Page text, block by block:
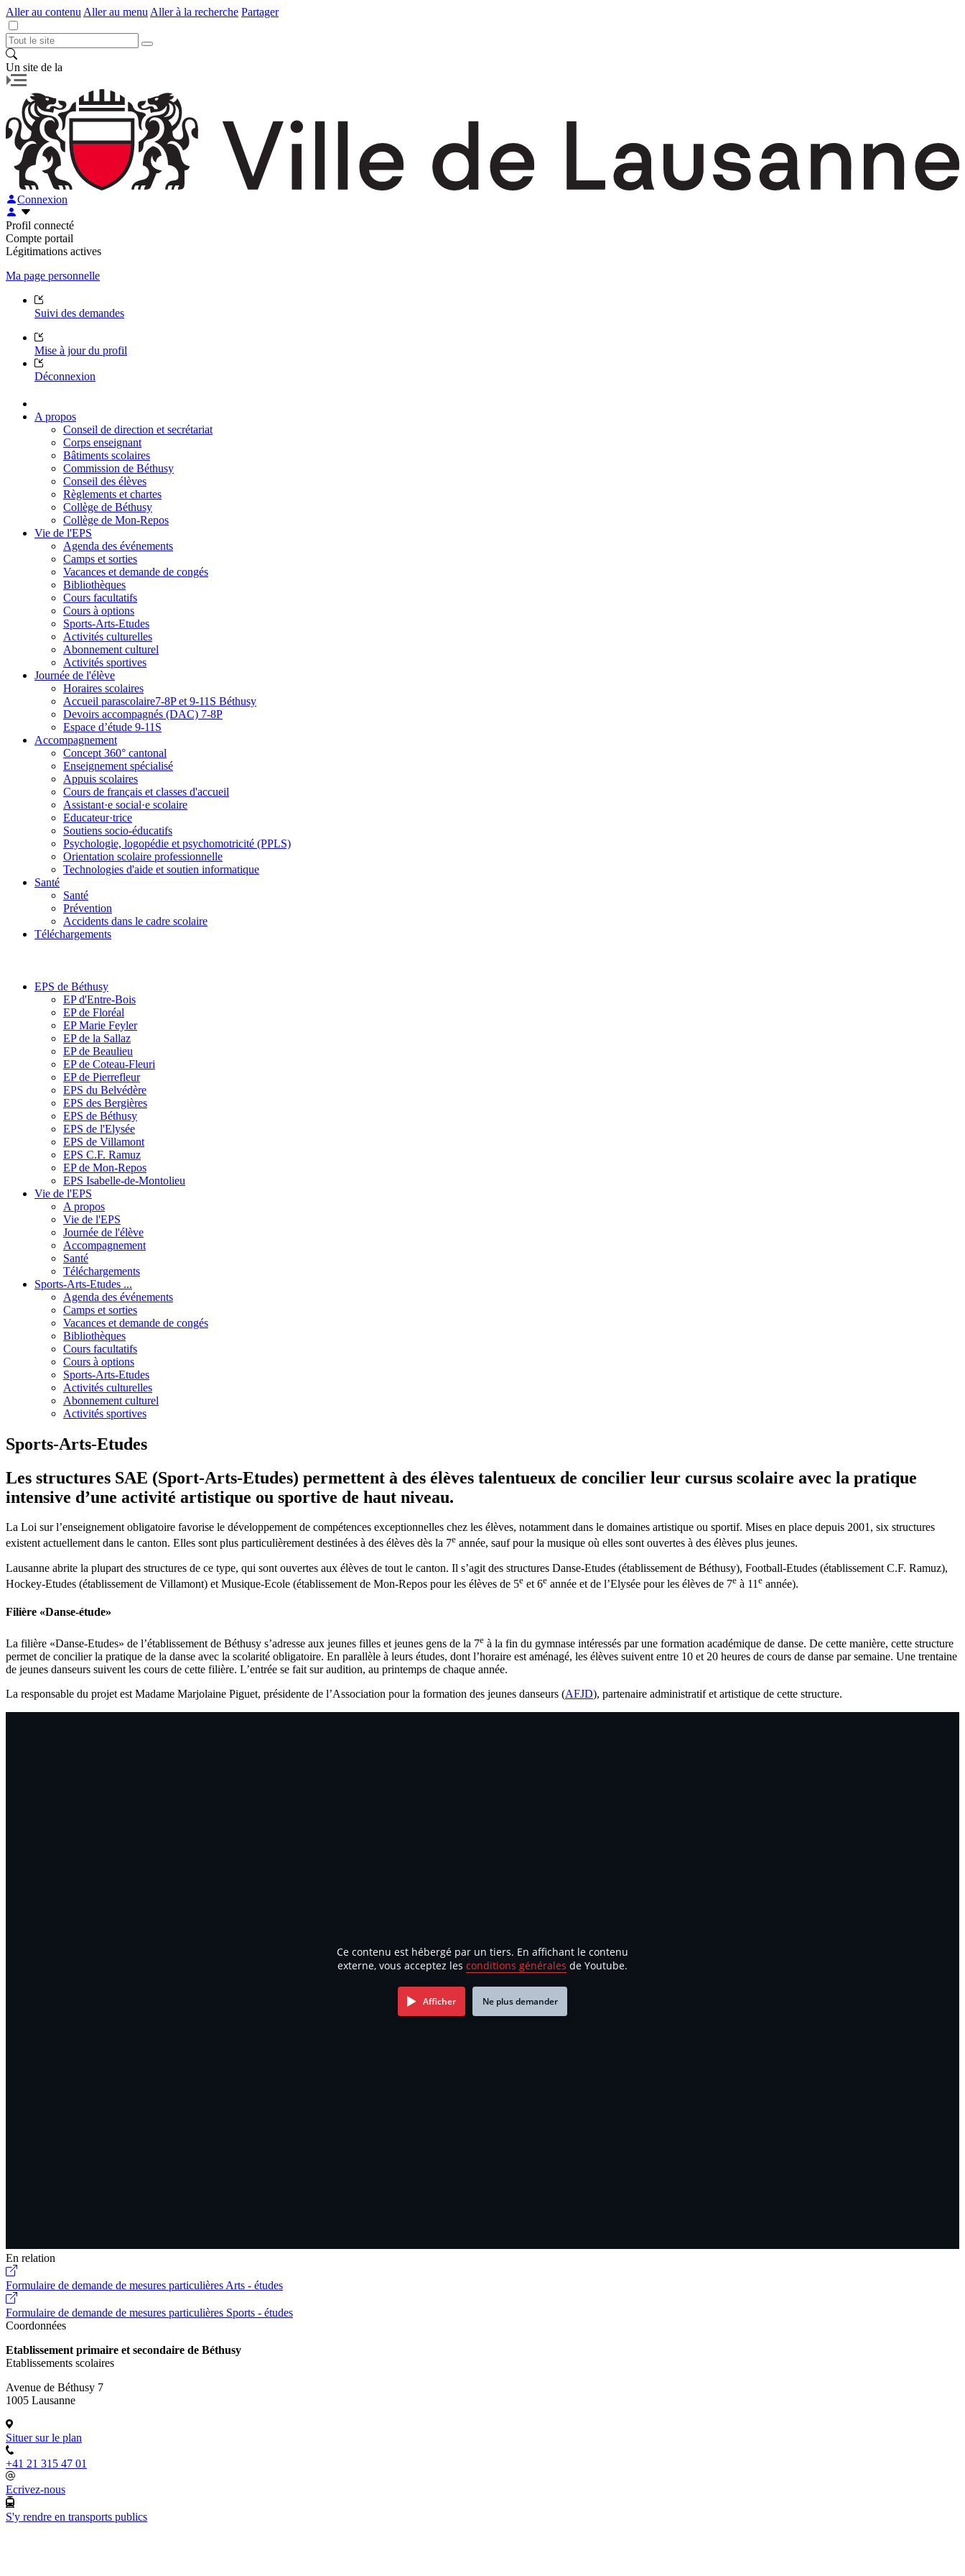
Aller au contenu Aller au menu Aller à la recherche Partager
Un site de la
Connexion
Profil connecté
Compte portail
Légitimations actives
Ma page personnelle
Suivi des demandes
Mise à jour du profil
Déconnexion
A propos
Conseil de direction et secrétariat
Corps enseignant
Bâtiments scolaires
Commission de Béthusy
Conseil des élèves
Règlements et chartes
Collège de Béthusy
Collège de Mon-Repos
Vie de l'EPS
Agenda des événements
Camps et sorties
Vacances et demande de congés
Bibliothèques
Cours facultatifs
Cours à options
Sports-Arts-Etudes
Activités culturelles
Abonnement culturel
Activités sportives
Journée de l'élève
Horaires scolaires
Accueil parascolaire7-8P et 9-11S Béthusy
Devoirs accompagnés (DAC) 7-8P
Espace d’étude 9-11S
Accompagnement
Concept 360° cantonal
Enseignement spécialisé
Appuis scolaires
Cours de français et classes d'accueil
Assistant·e social·e scolaire
Educateur·trice
Soutiens socio-éducatifs
Psychologie, logopédie et psychomotricité (PPLS)
Orientation scolaire professionnelle
Technologies d'aide et soutien informatique
Santé
Santé
Prévention
Accidents dans le cadre scolaire
Téléchargements
EPS de Béthusy
EP d'Entre-Bois
EP de Floréal
EP Marie Feyler
EP de la Sallaz
EP de Beaulieu
EP de Coteau-Fleuri
EP de Pierrefleur
EPS du Belvédère
EPS des Bergières
EPS de Béthusy
EPS de l'Elysée
EPS de Villamont
EPS C.F. Ramuz
EP de Mon-Repos
EPS Isabelle-de-Montolieu
Vie de l'EPS
A propos
Vie de l'EPS
Journée de l'élève
Accompagnement
Santé
Téléchargements
Sports-Arts-Etudes ...
Agenda des événements
Camps et sorties
Vacances et demande de congés
Bibliothèques
Cours facultatifs
Cours à options
Sports-Arts-Etudes
Activités culturelles
Abonnement culturel
Activités sportives
Sports-Arts-Etudes
Les structures SAE (Sport-Arts-Etudes) permettent à des élèves talentueux de concilier leur cursus scolaire avec la pratique
intensive d’une activité artistique ou sportive de haut niveau.
La Loi sur l’enseignement obligatoire favorise le développement de compétences exceptionnelles chez les élèves, notamment dans le domaines artistique ou sportif. Mises en place depuis 2001, six structures
existent actuellement dans le canton. Elles sont plus particulièrement destinées à des élèves dès la 7e année, sauf pour la musique où elles sont ouvertes à des élèves plus jeunes.
Lausanne abrite la plupart des structures de ce type, qui sont ouvertes aux élèves de tout le canton. Il s’agit des structures Danse-Etudes (établissement de Béthusy), Football-Etudes (établissement C.F. Ramuz),
Hockey-Etudes (établissement de Villamont) et Musique-Ecole (établissement de Mon-Repos pour les élèves de 5e et 6e année et de l’Elysée pour les élèves de 7e à 11 e année).
Filière «Danse-étude»
La filière «Danse-Etudes» de l’établissement de Béthusy s’adresse aux jeunes filles et jeunes gens de la 7e à la fin du gymnase intéressés par une formation académique de danse. De cette manière, cette structure
permet de concilier la pratique de la danse avec la scolarité obligatoire. En parallèle à leurs études, dont l’horaire est aménagé, les élèves suivent entre 10 et 20 heures de cours de danse par semaine. Une trentaine
de jeunes danseurs suivent les cours de cette filière. L’entrée se fait sur audition, au printemps de chaque année.
La responsable du projet est Madame Marjolaine Piguet, présidente de l’Association pour la formation des jeunes danseurs (AFJD), partenaire administratif et artistique de cette structure.
Ce contenu est hébergé par un tiers. En affichant le contenu
externe, vous acceptez les conditions générales de Youtube.
Afficher Ne plus demander
En relation
Formulaire de demande de mesures particulières Arts - études
Formulaire de demande de mesures particulières Sports - études
Coordonnées
Etablissement primaire et secondaire de Béthusy
Etablissements scolaires
Avenue de Béthusy 7
1005 Lausanne
Situer sur le plan
+41 21 315 47 01
Ecrivez-nous
S'y rendre en transports publics